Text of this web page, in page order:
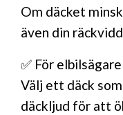
Om däcket
även din
✅ För
Välj ett däck
däckljud för att